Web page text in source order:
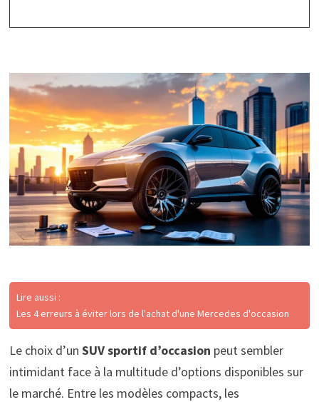
Lire aussi :
Les 4 erreurs à éviter lors de l'achat d'une Mercedes d'occasion
Le choix d’un SUV sportif d’occasion peut sembler
intimidant face à la multitude d’options disponibles sur
le marché. Entre les modèles compacts, les